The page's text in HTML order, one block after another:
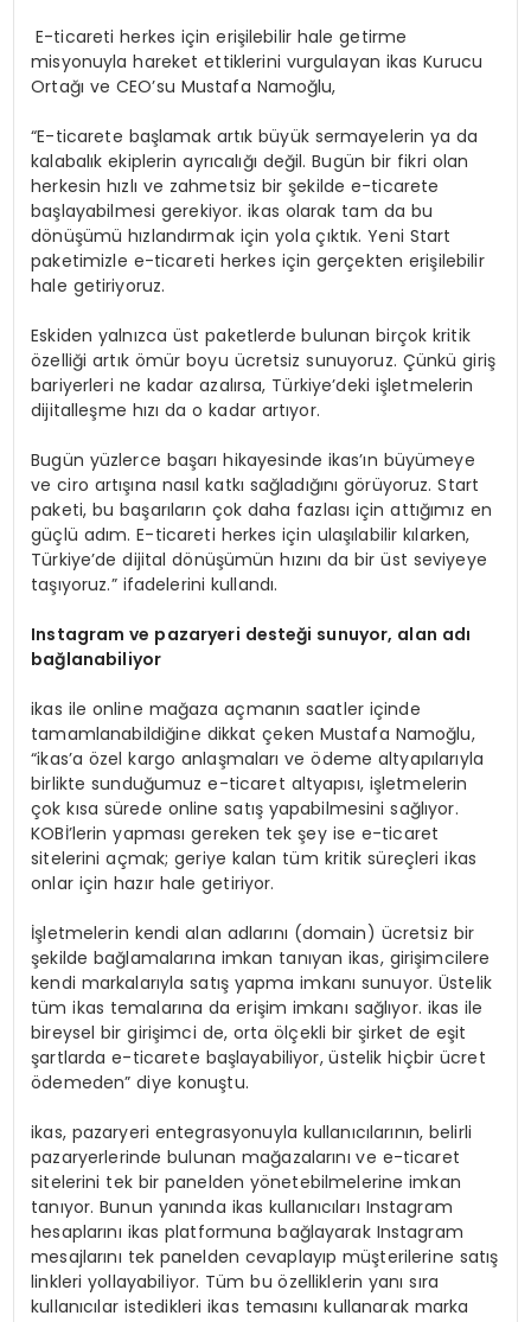
E-ticareti herkes için erişilebilir hale getirme
misyonuyla hareket ettiklerini vurgulayan ikas Kurucu
Ortağı ve CEO’su Mustafa Namoğlu,
“E-ticarete başlamak artık büyük sermayelerin ya da
kalabalık ekiplerin ayrıcalığı değil. Bugün bir fikri olan
herkesin hızlı ve zahmetsiz bir şekilde e-ticarete
başlayabilmesi gerekiyor. ikas olarak tam da bu
dönüşümü hızlandırmak için yola çıktık. Yeni Start
paketimizle e-ticareti herkes için gerçekten erişilebilir
hale getiriyoruz.
Eskiden yalnızca üst paketlerde bulunan birçok kritik
özelliği artık ömür boyu ücretsiz sunuyoruz. Çünkü giriş
bariyerleri ne kadar azalırsa, Türkiye’deki işletmelerin
dijitalleşme hızı da o kadar artıyor.
Bugün yüzlerce başarı hikayesinde ikas’ın büyümeye
ve ciro artışına nasıl katkı sağladığını görüyoruz. Start
paketi, bu başarıların çok daha fazlası için attığımız en
güçlü adım. E-ticareti herkes için ulaşılabilir kılarken,
Türkiye’de dijital dönüşümün hızını da bir üst seviyeye
taşıyoruz.” ifadelerini kullandı.
Instagram ve pazaryeri desteği sunuyor, alan adı
bağlanabiliyor
ikas ile online mağaza açmanın saatler içinde
tamamlanabildiğine dikkat çeken Mustafa Namoğlu,
“ikas’a özel kargo anlaşmaları ve ödeme altyapılarıyla
birlikte sunduğumuz e-ticaret altyapısı, işletmelerin
çok kısa sürede online satış yapabilmesini sağlıyor.
KOBİ’lerin yapması gereken tek şey ise e-ticaret
sitelerini açmak; geriye kalan tüm kritik süreçleri ikas
onlar için hazır hale getiriyor.
İşletmelerin kendi alan adlarını (domain) ücretsiz bir
şekilde bağlamalarına imkan tanıyan ikas, girişimcilere
kendi markalarıyla satış yapma imkanı sunuyor. Üstelik
tüm ikas temalarına da erişim imkanı sağlıyor. ikas ile
bireysel bir girişimci de, orta ölçekli bir şirket de eşit
şartlarda e-ticarete başlayabiliyor, üstelik hiçbir ücret
ödemeden” diye konuştu.
ikas, pazaryeri entegrasyonuyla kullanıcılarının, belirli
pazaryerlerinde bulunan mağazalarını ve e-ticaret
sitelerini tek bir panelden yönetebilmelerine imkan
tanıyor. Bunun yanında ikas kullanıcıları Instagram
hesaplarını ikas platformuna bağlayarak Instagram
mesajlarını tek panelden cevaplayıp müşterilerine satış
linkleri yollayabiliyor. Tüm bu özelliklerin yanı sıra
kullanıcılar istedikleri ikas temasını kullanarak marka